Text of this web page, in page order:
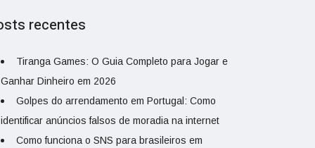
recentes
Tiranga Games: O Guia Completo para Jogar e
Ganhar Dinheiro em 2026
Golpes do arrendamento em Portugal: Como
identificar anúncios falsos de moradia na internet
Como funciona o SNS para brasileiros em